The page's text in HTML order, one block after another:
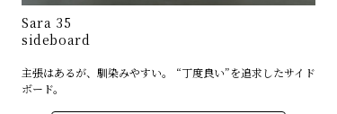
Sara 35
sideboard
主張はあるが、馴染みやすい。 “丁度良い”を追求したサイド
ボード。